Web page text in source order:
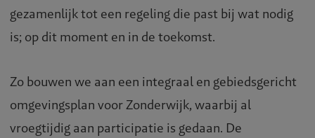
gezamenlijk tot een regeling die past bij wat nodig
is; op dit moment en in de toekomst.
Zo bouwen we aan een integraal en gebiedsgericht
omgevingsplan voor Zonderwijk, waarbij al
vroegtijdig aan participatie is gedaan. De